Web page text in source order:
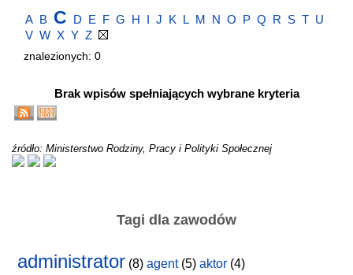
A B C D E F G H I J K L M N O P Q R S T U
V W X Y Z
znalezionych: 0
Brak wpisów spełniających wybrane kryteria
źródło: Ministerstwo Rodziny, Pracy i Polityki Społecznej
Tagi dla zawodów
administrator (8) agent(5) aktor (4)